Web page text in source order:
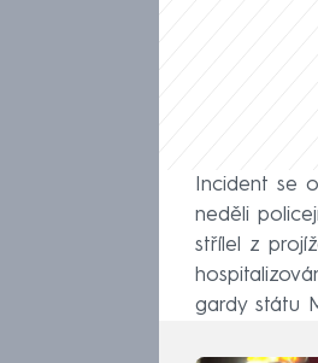
Incident se
neděli
střílel z
gardy státu